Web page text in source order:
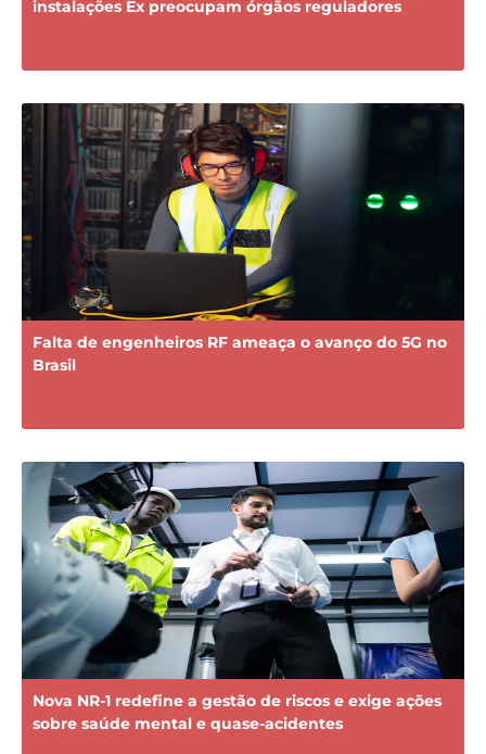
instalações Ex preocupam órgãos reguladores
Falta de engenheiros RF ameaça o avanço do 5G no
Brasil
Nova NR-1 redefine a gestão de riscos e exige ações
sobre saúde mental e quase-acidentes